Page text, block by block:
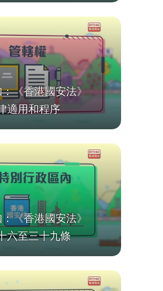
《香港國安法》
適用和程序
《香港國安法》
六至三十九條